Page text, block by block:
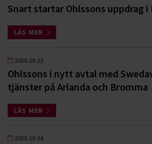
Snart startar Ohlssons uppdrag
LÄS MER
2025-10-15
Ohlssons i nytt avtal med
tjänster på Arlanda och Bromma
LÄS MER
2025-10-14